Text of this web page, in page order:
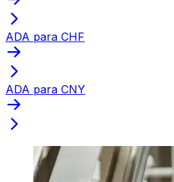
ADA para CHF
ADA para CNY